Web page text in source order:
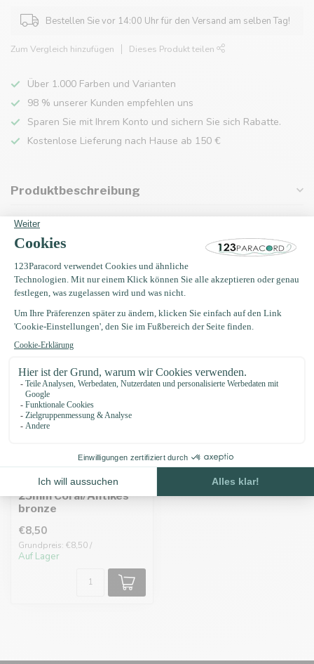
Bestellen Sie vor 14:00 Uhr für den Versand am selben Tag!
Zum Vergleich hinzufügen Dieses Produkt teilen
Über 1.000 Farben und Varianten
98 % unserer Kunden empfehlen uns
Sparen Sie mit Ihrem Konto und sichern Sie sich Rabatte.
Kostenlose Lieferung nach Hause ab 150 €
Produktbeschreibung
Eigenschaften
Zuletzt angesehen
Biothane adapter
25mm Coral/Antikes
bronze
€8,50
Grundpreis: €8,50 /
Auf Lager